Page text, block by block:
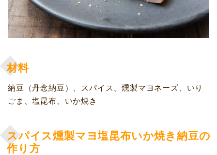
材料
納豆（丹念納豆）、スパイス、燻製マヨネーズ、いり
ごま、塩昆布、いか焼き
スパイス燻製マヨ塩昆布いか焼き納豆の
作り方